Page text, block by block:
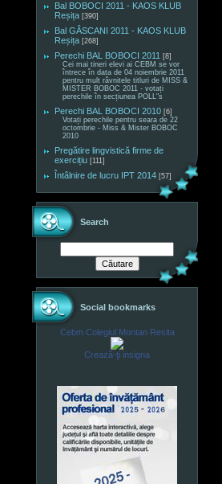
Bal BOBOCI 2011 - KAOS KLUB
Reșița [390]
Bal GÂSCANI 2011 - KAOS KLUB
Reșița [268]
Perechi BAL BOBOCI 2011 [8]
Cei mai tineri elevi ai CEBM se vor
întrece în data de 04 noiembrie 2011
pentru mult râvnitele titluri de MISS &
MISTER BOBOC 2011 - votați
perechile în secțiunea POLL"s
Perechi BAL BOBOCI 2010 [6]
Votați perechile pentru seara de 22
octombrie - Miss & Mister BOBOC
2010
Pregătire lingvistică firme de
exercițiu [111]
Întâlnire de lucru IPT 2014 [57]
Search
Social bookmarks
Cebm Colegiul Montan Resita
Crează-ţi insigna